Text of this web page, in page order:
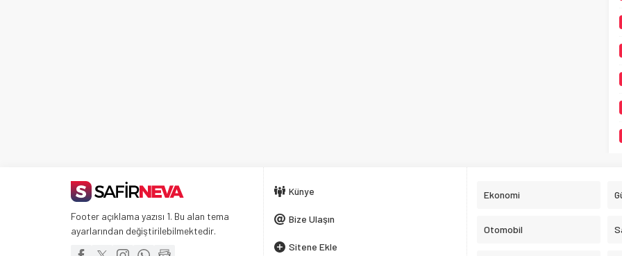
Footer açıklama yazısı 1. Bu alan tema
ayarlarından değiştirilebilmektedir.
Künye
Bize Ulaşın
Sitene Ekle
Ekonomi
Otomobil